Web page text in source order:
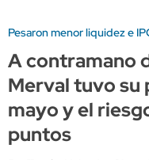
Pesaron menor liquidez e
A contramano
Merval tuvo su
mayo y el
puntos